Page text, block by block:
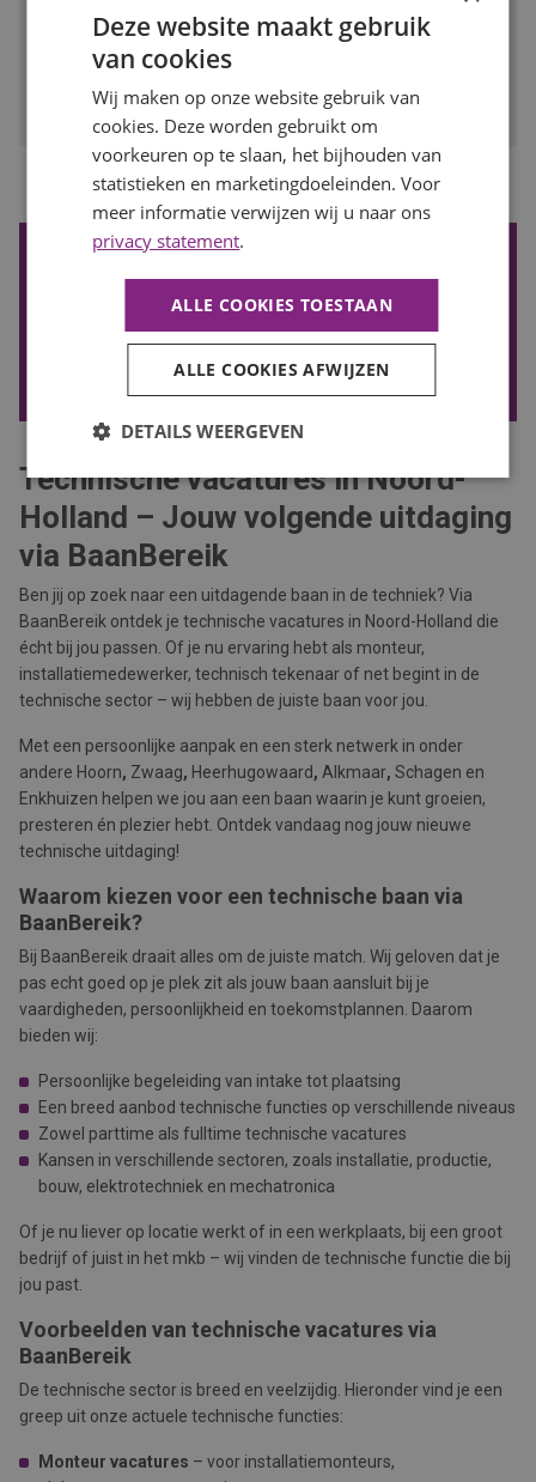
BEKIJK VACATURE
Bewaren
Vorige
1 2 3 4 ... 8 Volgende
De nieuwste vacatures ontvangen?
VACATURE ALERT ONTVANGEN
Technische vacatures in Noord-
Holland – Jouw volgende uitdaging
via BaanBereik
Ben jij op zoek naar een uitdagende baan in de techniek? Via
BaanBereik ontdek je technische vacatures in Noord-Holland die
écht bij jou passen. Of je nu ervaring hebt als monteur,
installatiemedewerker, technisch tekenaar of net begint in de
technische sector – wij hebben de juiste baan voor jou.
Met een persoonlijke aanpak en een sterk netwerk in onder
andere Hoorn, Zwaag, Heerhugowaard, Alkmaar, Schagen en
Enkhuizen helpen we jou aan een baan waarin je kunt groeien,
presteren én plezier hebt. Ontdek vandaag nog jouw nieuwe
technische uitdaging!
Waarom kiezen voor een technische baan via
BaanBereik?
Bij BaanBereik draait alles om de juiste match. Wij geloven dat je
pas echt goed op je plek zit als jouw baan aansluit bij je
vaardigheden, persoonlijkheid en toekomstplannen. Daarom
bieden wij:
Persoonlijke begeleiding van intake tot plaatsing
Een breed aanbod technische functies op verschillende niveaus
Zowel parttime als fulltime technische vacatures
Kansen in verschillende sectoren, zoals installatie, productie,
bouw, elektrotechniek en mechatronica
Of je nu liever op locatie werkt of in een werkplaats, bij een groot
bedrijf of juist in het mkb – wij vinden de technische functie die bij
jou past.
Voorbeelden van technische vacatures via
BaanBereik
De technische sector is breed en veelzijdig. Hieronder vind je een
greep uit onze actuele technische functies:
Monteur vacatures – voor installatiemonteurs,
Deze website maakt gebruik
van cookies
Wij maken op onze website gebruik van
cookies. Deze worden gebruikt om
voorkeuren op te slaan, het bijhouden van
statistieken en marketingdoeleinden. Voor
meer informatie verwijzen wij u naar ons
privacy statement.
ALLE COOKIES TOESTAAN
ALLE COOKIES AFWIJZEN
DETAILS WEERGEVEN